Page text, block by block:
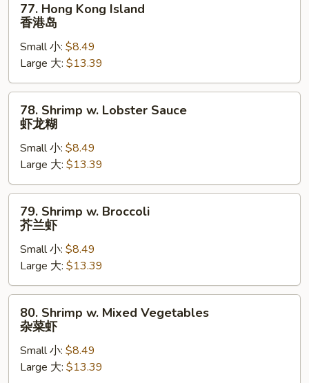
Hong
Kong
Island
港
岛
77. Hong Kong Island
香港岛
Small 小: $8.49
Large 大: $13.39
Shrimp
Lobster
Sauce
虾
龙
78. Shrimp w. Lobster Sauce
虾龙糊
Small 小: $8.49
Large 大: $13.39
Shrimp
Broccoli
兰
虾
79. Shrimp w. Broccoli
芥兰虾
Small 小: $8.49
Large 大: $13.39
Shrimp
Mixed
Vegetables
80. Shrimp w. Mixed Vegetables
杂菜虾
Small 小: $8.49
Large 大: $13.39